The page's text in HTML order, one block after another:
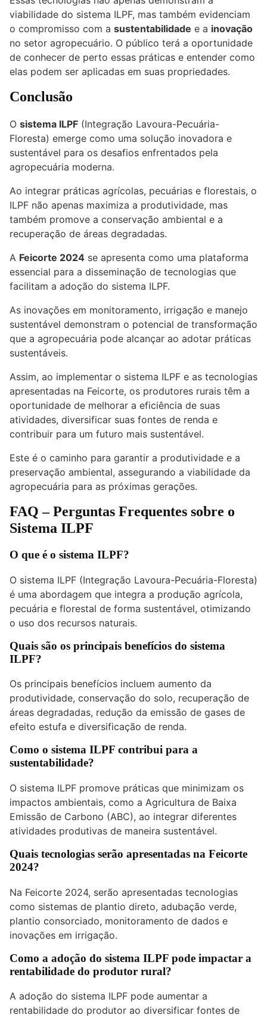
viabilidade do sistema ILPF, mas também evidenciam
o compromisso com a sustentabilidade e a inovação
no setor agropecuário. O público terá a oportunidade
de conhecer de perto essas práticas e entender como
elas podem ser aplicadas em suas propriedades.
Conclusão
O sistema ILPF (Integração Lavoura-Pecuária-
Floresta) emerge como uma solução inovadora e
sustentável para os desafios enfrentados pela
agropecuária moderna.
Ao integrar práticas agrícolas, pecuárias e florestais, o
ILPF não apenas maximiza a produtividade, mas
também promove a conservação ambiental e a
recuperação de áreas degradadas.
A Feicorte 2024 se apresenta como uma plataforma
essencial para a disseminação de tecnologias que
facilitam a adoção do sistema ILPF.
As inovações em monitoramento, irrigação e manejo
sustentável demonstram o potencial de transformação
que a agropecuária pode alcançar ao adotar práticas
sustentáveis.
Assim, ao implementar o sistema ILPF e as tecnologias
apresentadas na Feicorte, os produtores rurais têm a
oportunidade de melhorar a eficiência de suas
atividades, diversificar suas fontes de renda e
contribuir para um futuro mais sustentável.
Este é o caminho para garantir a produtividade e a
preservação ambiental, assegurando a viabilidade da
agropecuária para as próximas gerações.
FAQ – Perguntas Frequentes sobre o
Sistema ILPF
O que é o sistema ILPF?
O sistema ILPF (Integração Lavoura-Pecuária-Floresta)
é uma abordagem que integra a produção agrícola,
pecuária e florestal de forma sustentável, otimizando
o uso dos recursos naturais.
Quais são os principais benefícios do sistema
ILPF?
Os principais benefícios incluem aumento da
produtividade, conservação do solo, recuperação de
áreas degradadas, redução da emissão de gases de
efeito estufa e diversificação de renda.
Como o sistema ILPF contribui para a
sustentabilidade?
O sistema ILPF promove práticas que minimizam os
impactos ambientais, como a Agricultura de Baixa
Emissão de Carbono (ABC), ao integrar diferentes
atividades produtivas de maneira sustentável.
Quais tecnologias serão apresentadas na Feicorte
2024?
Na Feicorte 2024, serão apresentadas tecnologias
como sistemas de plantio direto, adubação verde,
plantio consorciado, monitoramento de dados e
inovações em irrigação.
Como a adoção do sistema ILPF pode impactar a
rentabilidade do produtor rural?
A adoção do sistema ILPF pode aumentar a
rentabilidade do produtor ao diversificar fontes de